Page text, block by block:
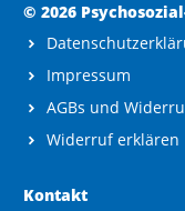
© 2026
Impressum
AGBs und
Widerruf erklären
Kontakt